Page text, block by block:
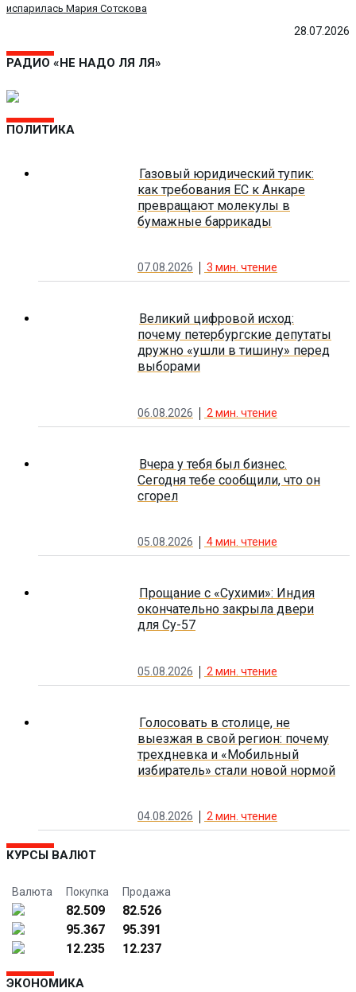
28.07.2026
испарилась Мария Сотскова
РАДИО «НЕ НАДО ЛЯ ЛЯ»
ПОЛИТИКА
Газовый юридический тупик:
как требования ЕС к Анкаре
превращают молекулы в
бумажные баррикады
07.08.2026 3 мин. чтение
Великий цифровой исход:
почему петербургские депутаты
дружно «ушли в тишину» перед
выборами
06.08.2026 2 мин. чтение
Вчера у тебя был бизнес.
Сегодня тебе сообщили, что он
сгорел
05.08.2026 4мин. чтение
Прощание с «Сухими»: Индия
окончательно закрыла двери
для Су-57
05.08.2026 2 мин. чтение
Голосовать в столице, не
выезжая в свой регион: почему
трехдневка и «Мобильный
избиратель» стали новой нормой
04.08.2026 2мин. чтение
КУРСЫ ВАЛЮТ
Валюта Покупка Продажа
82.509
82.526
95.367
95.391
12.235
12.237
ЭКОНОМИКА